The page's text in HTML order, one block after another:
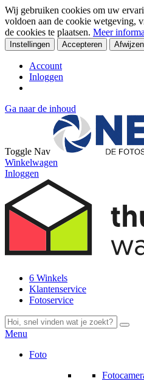
Wij gebruiken cookies om uw
voldoen aan de cookie wetgeving,
de cookies te plaatsen. Meer
Instellingen Accepteren Afwijzen
Account
Inloggen
Ga naar de inhoud
Toggle Nav
Winkelwagen
Inloggen
6 Winkels
Klantenservice
Fotoservice
Menu
Foto